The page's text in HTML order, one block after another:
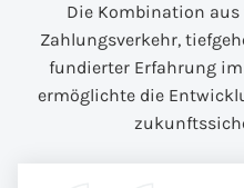
Die Kombination
Zahlungsverkehr,
fundierter Erfahrung
ermöglichte die